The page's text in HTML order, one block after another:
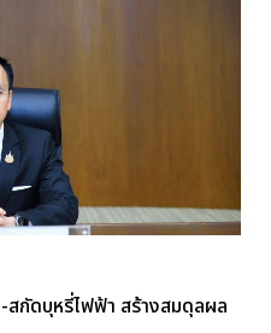
สกัดบุหรี่ไฟฟ้า สร้างสมดุลผล